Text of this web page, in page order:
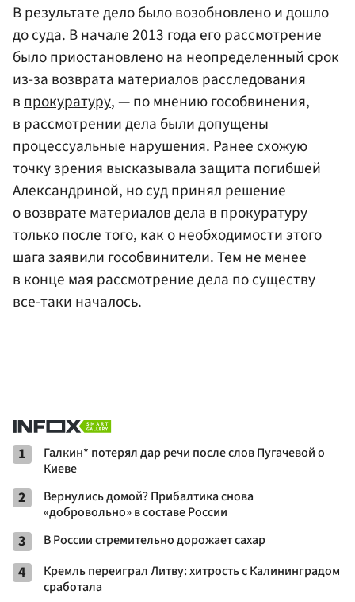
В результате дело было возобновлено и дошло
до суда. В начале 2013 года его рассмотрение
было приостановлено на неопределенный срок
из-за возврата материалов расследования
впрокуратуру, — по мнению гособвинения,
в рассмотрении дела были допущены
процессуальные нарушения. Ранее схожую
точку зрения высказывала защита погибшей
Александриной, но суд принял решение
о возврате материалов дела в прокуратуру
только после того, как о необходимости этого
шага заявили гособвинители. Тем не менее
в конце мая рассмотрение дела по существу
все-таки началось.
1
Галкин* потерял дар речи после слов Пугачевой о
Киеве
2
Вернулись домой? Прибалтика снова
«добровольно» в составе России
3 В России стремительно дорожает сахар
4
Кремль переиграл Литву: хитрость с Калининградом
сработала